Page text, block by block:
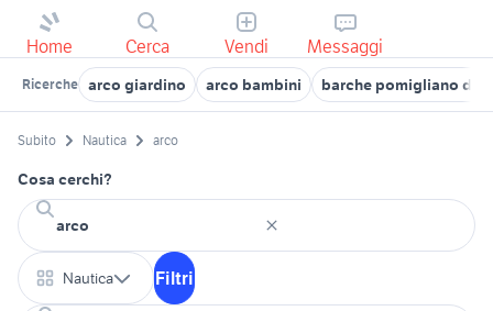
Home Cerca Vendi Messaggi
Ricerche arco giardino arco bambini barche pomigliano
Subito Nautica arco
Cosa cerchi?
Nautica Filtri